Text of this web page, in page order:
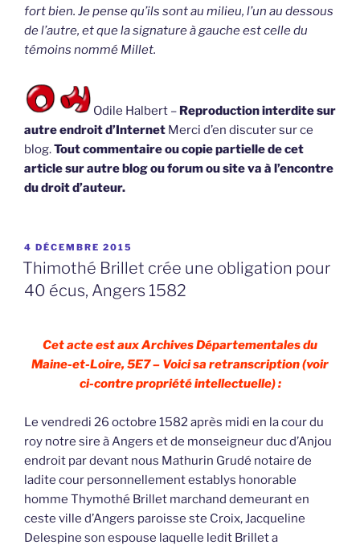
fort bien. Je pense qu’ils sont au milieu, l’un au dessous
de l’autre, et que la signature à gauche est celle du
témoins nommé Millet.
Odile Halbert – Reproduction interdite sur
autre endroit d’Internet Merci d’en discuter sur ce
blog.Tout commentaire ou copie partielle de cet
article sur autre blog ou forum ou site va à l’encontre
du droit d’auteur.
PUBLIÉ
LE
4 DÉCEMBRE 2015
Thimothé Brillet crée une obligation pour
40 écus, Angers 1582
Cet acte est aux Archives Départementales du
Maine-et-Loire, 5E7 – Voici sa retranscription (voir
ci-contre propriété intellectuelle) :
Le vendredi 26 octobre 1582 après midi en la cour du
roy notre sire à Angers et de monseigneur duc d’Anjou
endroit par devant nous Mathurin Grudé notaire de
ladite cour personnellement establys honorable
homme Thymothé Brillet marchand demeurant en
ceste ville d’Angers paroisse ste Croix, Jacqueline
Delespine son espouse laquelle ledit Brillet a